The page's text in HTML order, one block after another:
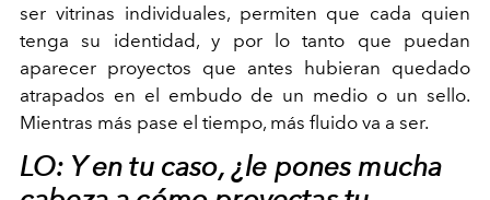
ser vitrinas individuales, permiten que cada quien
tenga su identidad, y por lo tanto que puedan
aparecer proyectos que antes hubieran quedado
atrapados en el embudo de un medio o un sello.
Mientras más pase el tiempo, más fluido va a ser.
LO: Y en tu caso, ¿le pones mucha